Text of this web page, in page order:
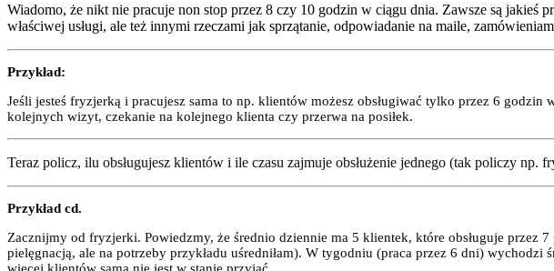
Wiadomo, że nikt nie pracuje non stop przez 8 czy 10 godzin w ciągu dnia. Zawsze są jakieś
właściwej usługi, ale też innymi rzeczami jak sprzątanie, odpowiadanie na maile,
Przykład:
Jeśli jesteś fryzjerką i pracujesz sama to np. klientów możesz obsługiwać tylko przez 6
kolejnych wizyt, czekanie na kolejnego klienta czy przerwa na posiłek.
Teraz policz, ilu obsługujesz klientów i ile czasu zajmuje obsłużenie jednego (tak policzy
Przykład cd.
Zacznijmy od fryzjerki. Powiedzmy, że średnio dziennie ma 5 klientek, które obsługuje przez
pielęgnacją, ale na potrzeby przykładu uśredniłam). W tygodniu (praca przez 6 dni)